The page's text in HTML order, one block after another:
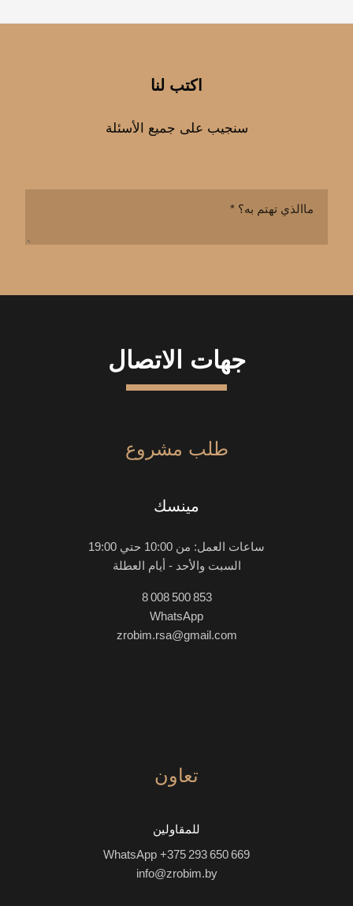
اكتب لنا
سنجيب على جميع الأسئلة
جهات الاتصال
طلب مشروع
مينسك
ساعات العمل: من 10:00 حتي 19:00
السبت والأحد - أيام العطلة
8 008 500 853
WhatsApp
zrobim.rsa@gmail.com
تعاون
للمقاولين
WhatsApp +375 293 650 669
info@zrobim.by